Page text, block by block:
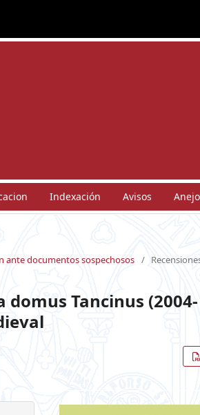
Indexación Avisos
ante documentos sospechosos /
Tancinus (2004-